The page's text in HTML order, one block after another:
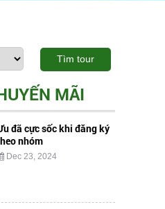
Tìm tour
MÃI
đã cực sốc khi đăng ký
nhóm
Dec 23, 2024